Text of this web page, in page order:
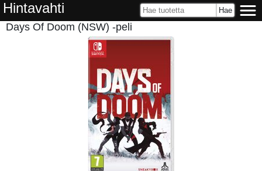
Hintavahti
Days Of Doom (NSW) -peli